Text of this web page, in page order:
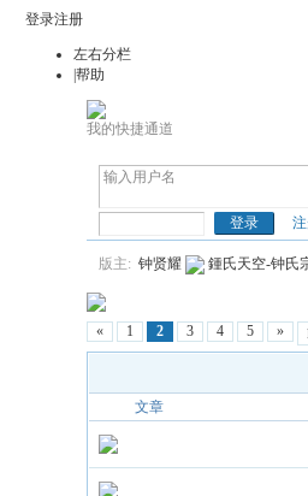
登录注册
左右分栏
|帮助
我的快捷通道
钟(鍾)氏天空
版主: 钟贤耀 鍾氏天空-钟氏
« 1 2 3 4 5 »
文章